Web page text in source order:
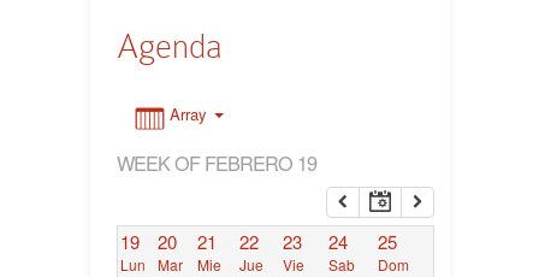
Agenda
Array
WEEK OF FEBRERO 19
19
Lun
20
Mar
21
Mie
22
Jue
23
Vie
24
Sab
25
Dom
4:00
5:00
7:00